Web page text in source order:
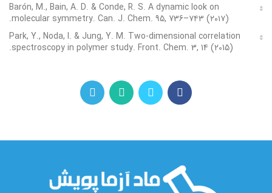
Barón, M., Bain, A. D. & Conde, R. S. A dynamic look on
molecular symmetry. Can. J. Chem. 95, 736–۷۴۳ (۲۰۱۷).
Park, Y., Noda, I. & Jung, Y. M. Two-dimensional correlation
spectroscopy in polymer study. Front. Chem. 3, 14 (2015).